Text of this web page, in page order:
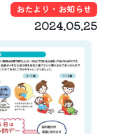
おたより・お知らせ
2024.05.25